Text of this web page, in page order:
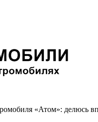
«Атом»: делюсь